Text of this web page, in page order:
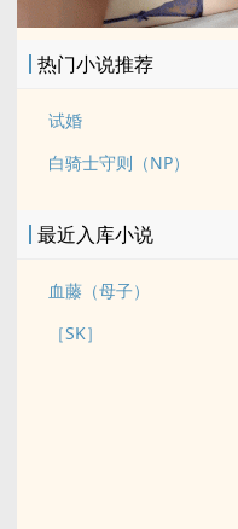
热门小说推荐
试婚
白骑士守则（NP）
最近入库小说
血藤（母子）
［SK］